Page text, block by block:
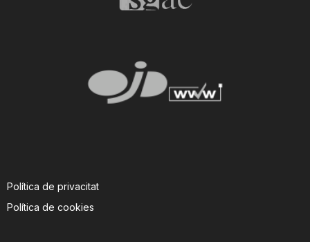
Política de privacitat
Política de cookies